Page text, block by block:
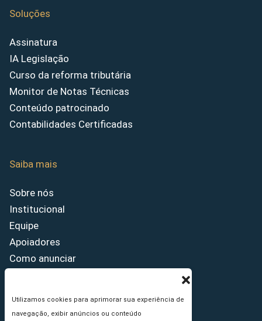
Utilizamos cookies para aprimorar sua experiência de
navegação, exibir anúncios ou conteúdo
Soluções
Assinatura
IA Legislação
Curso da reforma tributária
Monitor de Notas Técnicas
Conteúdo patrocinado
Contabilidades Certificadas
Saiba mais
Sobre nós
Institucional
Equipe
Apoiadores
Como anunciar